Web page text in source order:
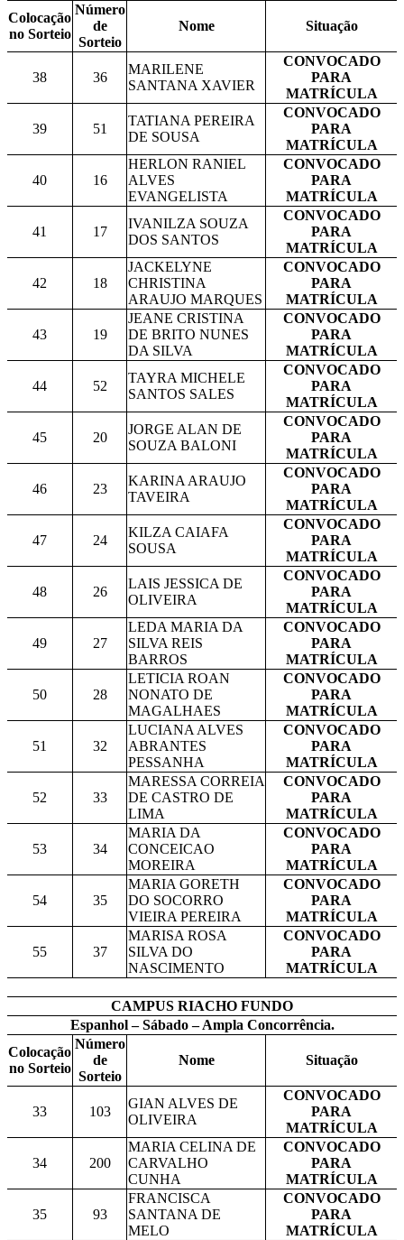
Colocação
no Sorteio
Número
de
Sorteio
Nome Situação
38 36
MARILENE
SANTANA XAVIER
CONVOCADO
PARA
MATRÍCULA
39 51
TATIANA PEREIRA
DE SOUSA
CONVOCADO
PARA
MATRÍCULA
40 16
HERLON RANIEL
ALVES
EVANGELISTA
CONVOCADO
PARA
MATRÍCULA
41 17
IVANILZA SOUZA
DOS SANTOS
CONVOCADO
PARA
MATRÍCULA
42 18
JACKELYNE
CHRISTINA
ARAUJO MARQUES
CONVOCADO
PARA
MATRÍCULA
43 19
JEANE CRISTINA
DE BRITO NUNES
DA SILVA
CONVOCADO
PARA
MATRÍCULA
44 52
TAYRA MICHELE
SANTOS SALES
CONVOCADO
PARA
MATRÍCULA
45 20
JORGE ALAN DE
SOUZA BALONI
CONVOCADO
PARA
MATRÍCULA
46 23
KARINA ARAUJO
TAVEIRA
CONVOCADO
PARA
MATRÍCULA
47 24
KILZA CAIAFA
SOUSA
CONVOCADO
PARA
MATRÍCULA
48 26
LAIS JESSICA DE
OLIVEIRA
CONVOCADO
PARA
MATRÍCULA
49 27
LEDA MARIA DA
SILVA REIS
BARROS
CONVOCADO
PARA
MATRÍCULA
50 28
LETICIA ROAN
NONATO DE
MAGALHAES
CONVOCADO
PARA
MATRÍCULA
51 32
LUCIANA ALVES
ABRANTES
PESSANHA
CONVOCADO
PARA
MATRÍCULA
52 33
MARESSA CORREIA
DE CASTRO DE
LIMA
CONVOCADO
PARA
MATRÍCULA
53 34
MARIA DA
CONCEICAO
MOREIRA
CONVOCADO
PARA
MATRÍCULA
54 35
MARIA GORETH
DO SOCORRO
VIEIRA PEREIRA
CONVOCADO
PARA
MATRÍCULA
55 37
MARISA ROSA
SILVA DO
NASCIMENTO
CONVOCADO
PARA
MATRÍCULA
CAMPUS RIACHO FUNDO
Espanhol – Sábado – Ampla Concorrência.
Colocação
no Sorteio
Número
de
Sorteio
Nome Situação
33 103
GIAN ALVES DE
OLIVEIRA
CONVOCADO
PARA
MATRÍCULA
34 200
MARIA CELINA DE
CARVALHO
CUNHA
CONVOCADO
PARA
MATRÍCULA
35 93
FRANCISCA
SANTANA DE
MELO
CONVOCADO
PARA
MATRÍCULA